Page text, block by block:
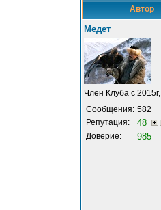
Автор
Медет
Член Клуба с 2015г,
Сообщения: 582
Репутация:
48
Доверие: 985